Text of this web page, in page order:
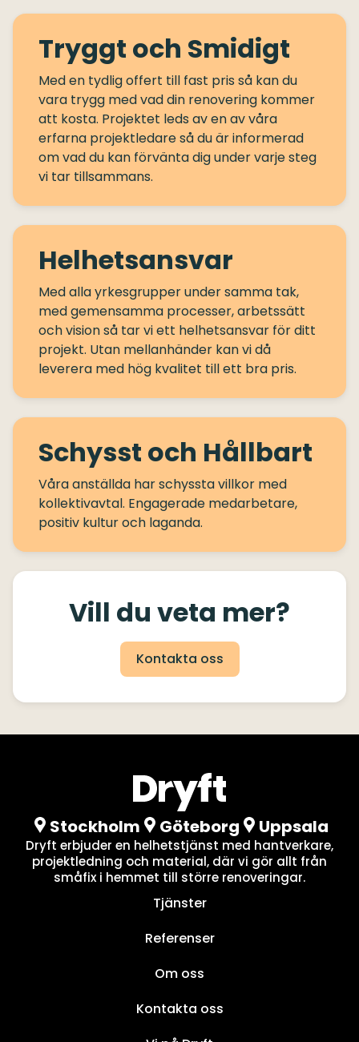
Tryggt och Smidigt
Med en tydlig offert till fast pris så kan du
vara trygg med vad din renovering kommer
att kosta. Projektet leds av en av våra
erfarna projektledare så du är informerad
om vad du kan förvänta dig under varje steg
Helhetsansvar
Med alla yrkesgrupper under samma tak,
med gemensamma processer, arbetssätt
och vision så tar vi ett helhetsansvar för ditt
projekt. Utan mellanhänder kan vi då
Schysst och Hållbart
Våra anställda har schyssta villkor med
kollektivavtal. Engagerade medarbetare,
Vill du veta mer?
Kontakta oss
Stockholm Göteborg Uppsala
Dryft erbjuder en helhetstjänst med hantverkare,
projektledning och material, där vi gör allt från
småfix i hemmet till större renoveringar.
Tjänster
Referenser
Om oss
Kontakta oss